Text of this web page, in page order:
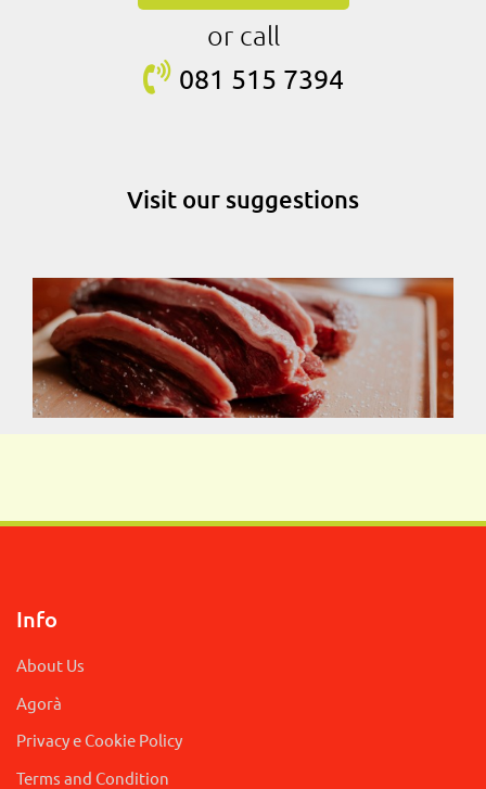
or call
081 515 7394
Visit our suggestions
Info
About Us
Agorà
Privacy e Cookie Policy
Terms and Condition